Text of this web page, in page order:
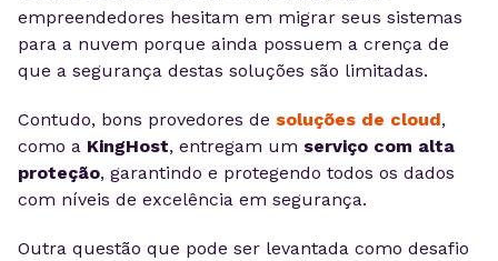
empreendedores hesitam em migrar seus sistemas
para a nuvem porque ainda possuem a crença de
que a segurança destas soluções são limitadas.
Contudo, bons provedores de soluções de cloud,
como a KingHost, entregam um serviço com alta
proteção, garantindo e protegendo todos os dados
com níveis de excelência em segurança.
Outra questão que pode ser levantada como desafio